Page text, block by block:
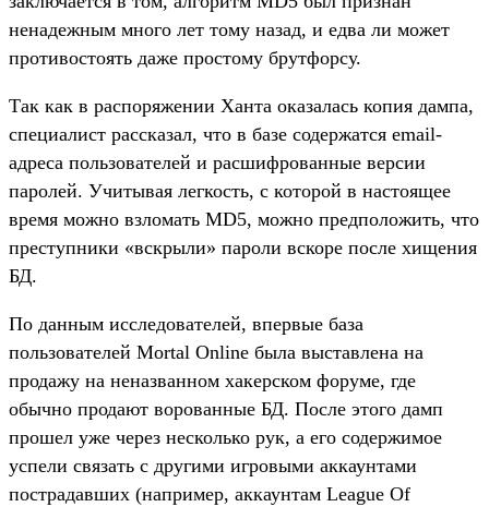
ненадежным много лет тому назад, и едва ли может
противостоять даже простому брутфорсу.
Так как в распоряжении Ханта оказалась копия дампа,
специалист рассказал, что в базе содержатся email-
адреса пользователей и расшифрованные версии
паролей. Учитывая легкость, с которой в настоящее
время можно взломать MD5, можно предположить, что
преступники «вскрыли» пароли вскоре после хищения
БД.
По данным исследователей, впервые база
пользователей Mortal Online была выставлена на
продажу на неназванном хакерском форуме, где
обычно продают ворованные БД. После этого дамп
прошел уже через несколько рук, а его содержимое
успели связать с другими игровыми аккаунтами
пострадавших (например, аккаунтам League Of